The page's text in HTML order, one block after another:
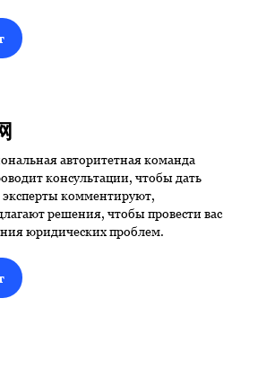
авторитетная команда
консультации, чтобы дать
эксперты комментируют,
решения, чтобы провести вас
юридических проблем.